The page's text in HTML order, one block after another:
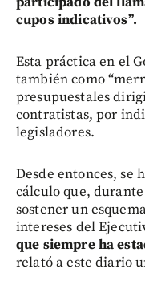
cupos indicativos”.
Esta práctica en el
también como
presupuestales
contratistas, por
legisladores.
Desde entonces, se
cálculo que,
sostener un
intereses del
que siempre ha
relató a este diario